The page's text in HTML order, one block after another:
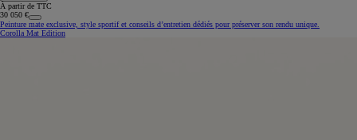
À partir de TTC
30 050 €
Peinture mate exclusive, style sportif et conseils d’entretien dédiés pour préserver son rendu unique.
Corolla Mat Edition